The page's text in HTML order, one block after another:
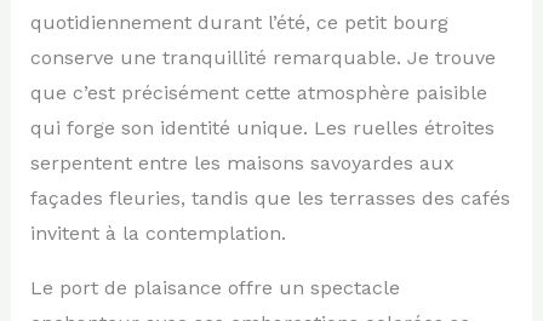
quotidiennement durant l’été, ce petit bourg
conserve une tranquillité remarquable. Je trouve
que c’est précisément cette atmosphère paisible
qui forge son identité unique. Les ruelles étroites
serpentent entre les maisons savoyardes aux
façades fleuries, tandis que les terrasses des cafés
invitent à la contemplation.
Le port de plaisance offre un spectacle